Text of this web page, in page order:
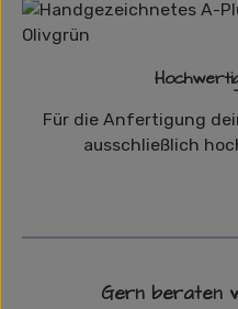
Für die Anfertigung
ausschließlich
Gern beraten